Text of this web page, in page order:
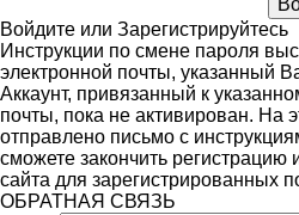
Войдите или Зарегистрируйтесь
Инструкции по смене пароля
электронной почты, указанный
Аккаунт, привязанный к
почты, пока не активирован. На
отправлено письмо с
сможете закончить регистрацию
сайта для зарегистрированных
ОБРАТНАЯ СВЯЗЬ